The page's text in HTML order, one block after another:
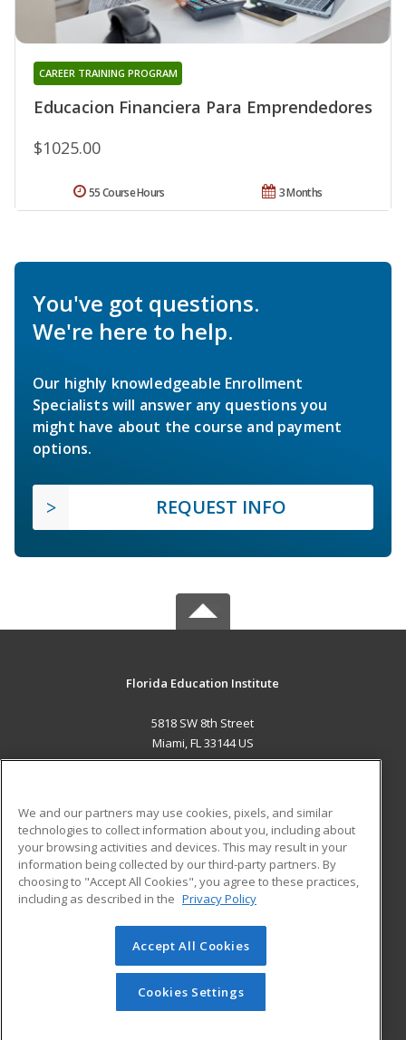
Educacion Financiera Para Emprendedores
CAREER TRAINING PROGRAM
$1025.00
3 Months
55 Course Hours
You've got questions.
We're here to help.
Our highly knowledgeable Enrollment
Specialists will answer any questions you
might have about the course and payment
options.
REQUEST INFO
Florida Education Institute
5818 SW 8th Street
Miami, FL 33144 US
ADDITIONAL RESOURCES
Military
Financial Assistance
Help
Student Blog
© 2026 ed2go, a division of Cengage Learning. All rights
reserved. The material on this site cannot be reproduced or
redistributed unless you have obtained prior written
permission from Cengage Learning.Privacy Policy
We and our partners may use cookies, pixels, and similar
technologies to collect information about you, including about
your browsing activities and devices. This may result in your
information being collected by our third-party partners. By
choosing to "Accept All Cookies", you agree to these practices,
including as described in the Privacy Policy
Accept All Cookies
Cookies Settings